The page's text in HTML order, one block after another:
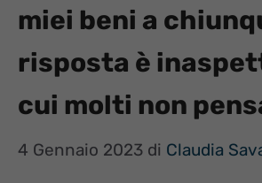
miei beni a
risposta è
cui molti non
4 Gennaio 2023 di Claudia